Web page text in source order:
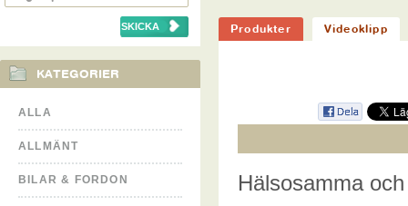
KATEGORIER
ALLA
ALLMÄNT
BILAR & FORDON
Produkter Videoklipp
Hälsosamma